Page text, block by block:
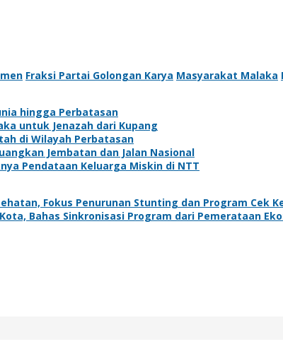
Fraksi Partai Golongan Karya Masyarakat Malaka
hingga Perbatasan
untuk Jenazah dari Kupang
di Wilayah Perbatasan
Jembatan dan Jalan Nasional
Pendataan Keluarga Miskin di NTT
Fokus Penurunan Stunting dan Program Cek
Bahas Sinkronisasi Program dari Pemerataan